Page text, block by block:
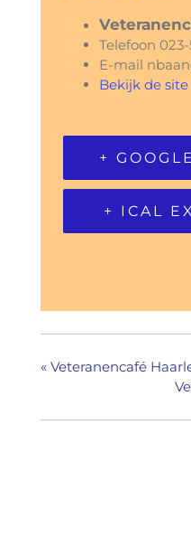
Telefoon
E-mail
Bekijk de
+
+ ICAL
« Veteranencafé